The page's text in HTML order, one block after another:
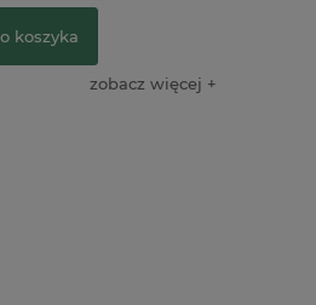
koszyka
zobacz więcej